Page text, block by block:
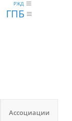
ГПБ
РЖД
Ассоциации